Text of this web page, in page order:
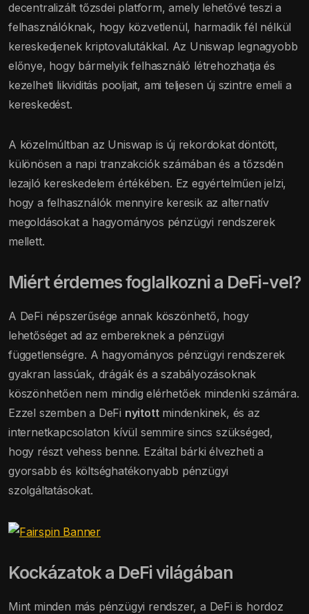
decentralizált tőzsdei platform, amely lehetővé teszi a
felhasználóknak, hogy közvetlenül, harmadik fél nélkül
kereskedjenek kriptovalutákkal. Az Uniswap legnagyobb
előnye, hogy bármelyik felhasználó létrehozhatja és
kezelheti likviditás pooljait, ami teljesen új szintre emeli a
kereskedést.
A közelmúltban az Uniswap is új rekordokat döntött,
különösen a napi tranzakciók számában és a tőzsdén
lezajló kereskedelem értékében. Ez egyértelműen jelzi,
hogy a felhasználók mennyire keresik az alternatív
megoldásokat a hagyományos pénzügyi rendszerek
mellett.
Miért érdemes foglalkozni a DeFi-vel?
A DeFi népszerűsége annak köszönhető, hogy
lehetőséget ad az embereknek a pénzügyi
függetlenségre. A hagyományos pénzügyi rendszerek
gyakran lassúak, drágák és a szabályozásoknak
köszönhetően nem mindig elérhetőek mindenki számára.
Ezzel szemben a DeFi nyitottmindenkinek, és az
internetkapcsolaton kívül semmire sincs szükséged,
hogy részt vehess benne. Ezáltal bárki élvezheti a
gyorsabb és költséghatékonyabb pénzügyi
szolgáltatásokat.
Kockázatok a DeFi világában
Mint minden más pénzügyi rendszer, a DeFi is hordoz